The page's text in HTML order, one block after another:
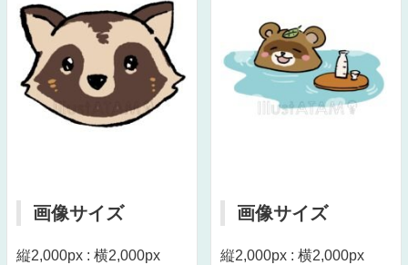
画像サイズ
縦2,000px : 横2,000px
画像サイズ
縦2,000px : 横2,000px